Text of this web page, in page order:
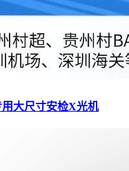
大尺寸安检X光机